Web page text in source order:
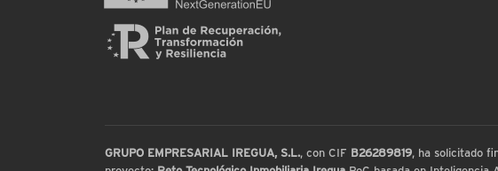
GRUPO EMPRESARIAL IREGUA, S.L., con CIF B26289819, ha solicitado